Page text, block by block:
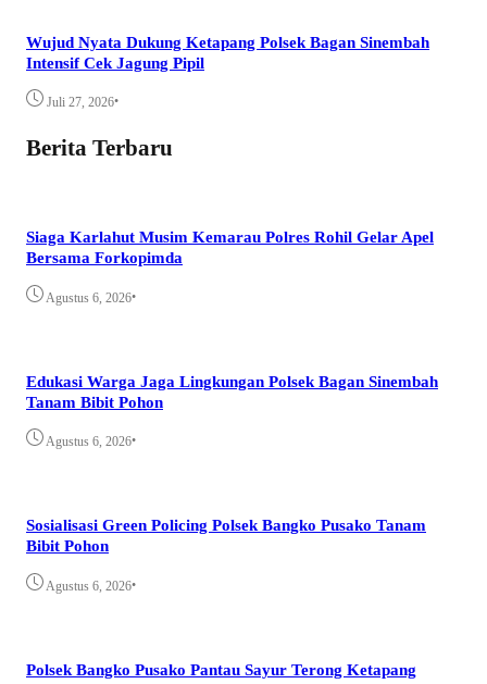
Wujud Nyata Dukung Ketapang Polsek Bagan Sinembah
Intensif Cek Jagung Pipil
Juli 27, 2026•
Berita Terbaru
Siaga Karlahut Musim Kemarau Polres Rohil Gelar Apel
Bersama Forkopimda
Agustus 6, 2026•
Edukasi Warga Jaga Lingkungan Polsek Bagan Sinembah
Tanam Bibit Pohon
Agustus 6, 2026•
Sosialisasi Green Policing Polsek Bangko Pusako Tanam
Bibit Pohon
Agustus 6, 2026•
Polsek Bangko Pusako Pantau Sayur Terong Ketapang